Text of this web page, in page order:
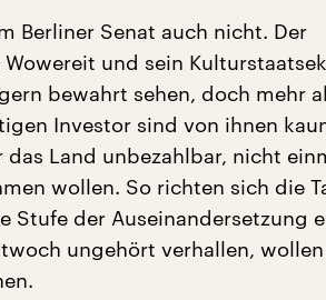
Berliner Senat auch nicht. Der
und sein
bewahrt sehen, doch mehr
Investor sind von ihnen
Land unbezahlbar, nicht
wollen. So richten sich die
Stufe der Auseinandersetzung
ungehört verhallen, wollen